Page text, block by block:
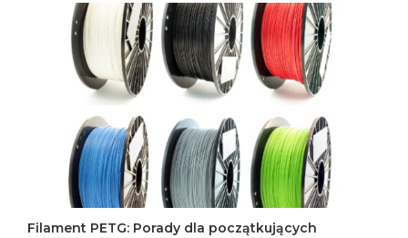
Filament PETG: Porady dla początkujących